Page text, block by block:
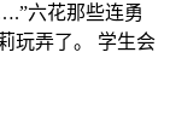
六花那些连勇
玩弄了。 学生会